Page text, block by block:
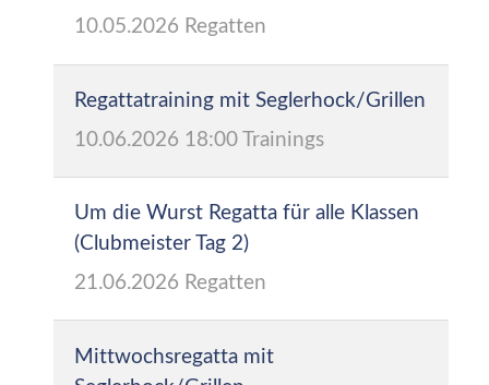
10.05.2026 Regatten
Regattatraining mit Seglerhock/Grillen
10.06.2026 18:00 Trainings
Um die Wurst Regatta für alle Klassen
(Clubmeister Tag 2)
21.06.2026 Regatten
Mittwochsregatta mit